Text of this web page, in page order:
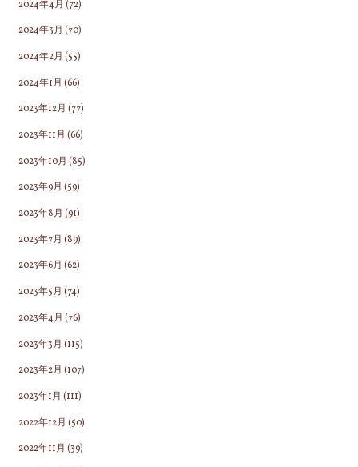
2024年4月 (72)
2024年3月 (70)
2024年2月 (55)
2024年1月 (66)
2023年12月 (77)
2023年11月 (66)
2023年10月 (85)
2023年9月 (59)
2023年8月 (91)
2023年7月 (89)
2023年6月 (62)
2023年5月 (74)
2023年4月 (76)
2023年3月 (115)
2023年2月 (107)
2023年1月 (111)
2022年12月 (50)
2022年11月 (39)